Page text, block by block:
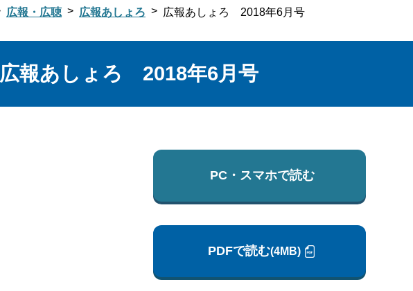
広報・広聴 広報あしょろ 広報あしょろ 2018年6月号
広報あしょろ 2018年6月号
PC・スマホで読む
PDFで読む(4MB)